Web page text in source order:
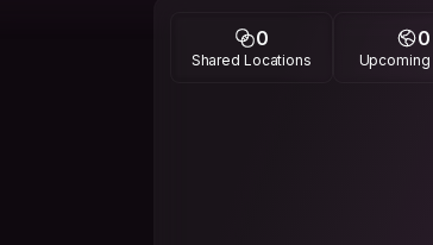
Thông Tin Liên Hệ
Thương hiệu: World Cup
Website: https://theworldcup.biz/
0
Shared Locations
0
Upcoming